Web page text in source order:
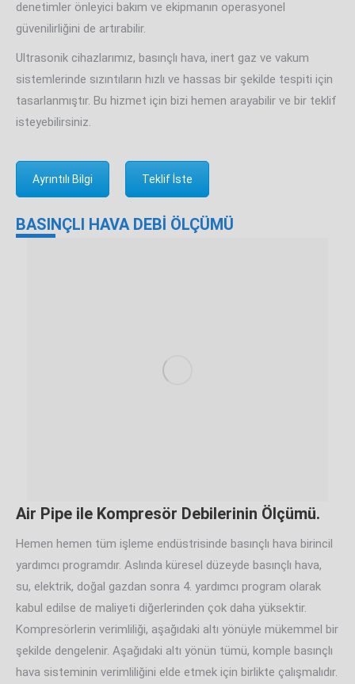
denetimler önleyici bakım ve ekipmanın operasyonel
güvenilirliğini de artırabilir.
Ultrasonik cihazlarımız, basınçlı hava, inert gaz ve vakum
sistemlerinde sızıntıların hızlı ve hassas bir şekilde tespiti için
tasarlanmıştır. Bu hizmet için bizi hemen arayabilir ve bir teklif
isteyebilirsiniz.
Ayrıntılı Bilgi Teklif İste
BASINÇLI HAVA DEBİ ÖLÇÜMÜ
Air Pipe ile Kompresör Debilerinin Ölçümü.
Hemen hemen tüm işleme endüstrisinde basınçlı hava birincil
yardımcı programdır. Aslında küresel düzeyde basınçlı hava,
su, elektrik, doğal gazdan sonra 4. yardımcı program olarak
kabul edilse de maliyeti diğerlerinden çok daha yüksektir.
Kompresörlerin verimliliği, aşağıdaki altı yönüyle mükemmel bir
şekilde dengelenir. Aşağıdaki altı yönün tümü, komple basınçlı
hava sisteminin verimliliğini elde etmek için birlikte çalışmalıdır.